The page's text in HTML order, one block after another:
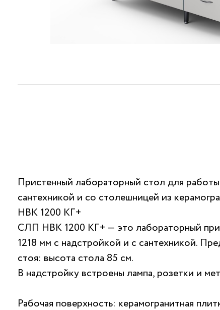
Пристенный лабораторный стол для
сантехникой и со столешницей из
НВК 1200 КГ+
СЛП НВК 1200 КГ+ — это лабораторный
1218 мм с надстройкой и с сантехникой.
стоя: высота стола 85 см.
В надстройку встроены лампа, розетки и
Рабочая поверхность: керамогранитная